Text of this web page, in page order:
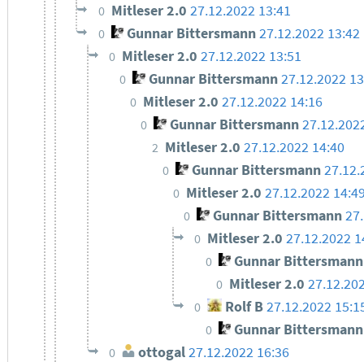
0 Mitleser 2.0 27.12.2022 13:41
0 Gunnar Bittersmann27.12.2022 13:42
0 Mitleser 2.0 27.12.2022 13:51
0 Gunnar Bittersmann27.12.2022
0 Mitleser 2.027.12.2022 14:16
0 Gunnar Bittersmann
2 Mitleser 2.0 27.12.2022 14:40
0 Gunnar Bittersmann
0 Mitleser 2.0 27.12.2022
0 Gunnar Bittersmann
0 Mitleser 2.027.12.2022
0 Gunnar Bittersmann
0 Mitleser 2.0
0 Rolf B27.12.2022
0 Gunnar Bittersmann
0 ottogal 27.12.2022 16:36